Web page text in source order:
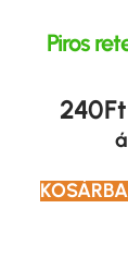
Piros
240Ft